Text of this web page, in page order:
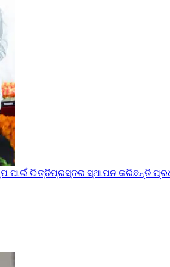
ପାଇଁ ଭିତ୍ତିପ୍ରସ୍ତର ସ୍ଥାପନ କରିଛନ୍ତି